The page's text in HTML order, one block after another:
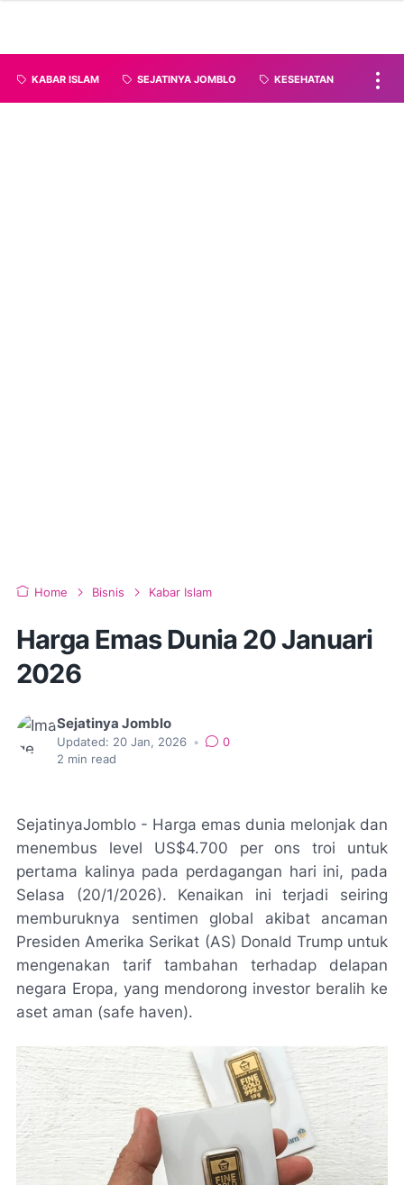
KABAR ISLAM SEJATINYA JOMBLO KESEHATAN
Home Bisnis Kabar Islam
Harga Emas Dunia 20 Januari
2026
Sejatinya Jomblo
Updated: 20 Jan, 2026 •
0
2 min read
SejatinyaJomblo - Harga emas dunia melonjak dan
menembus level US$4.700 per ons troi untuk
pertama kalinya pada perdagangan hari ini, pada
Selasa (20/1/2026). Kenaikan ini terjadi seiring
memburuknya sentimen global akibat ancaman
Presiden Amerika Serikat (AS) Donald Trump untuk
mengenakan tarif tambahan terhadap delapan
negara Eropa, yang mendorong investor beralih ke
aset aman (safe haven).